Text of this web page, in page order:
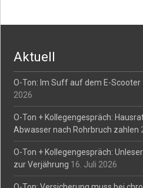
Aktuell
O-Ton: Im Suff auf dem E-Scooter
2026
O-Ton + Kollegengespräch:
Abwasser nach Rohrbruch zahlen
O-Ton + Kollegengespräch:
zur Verjährung 16. Juli 2026